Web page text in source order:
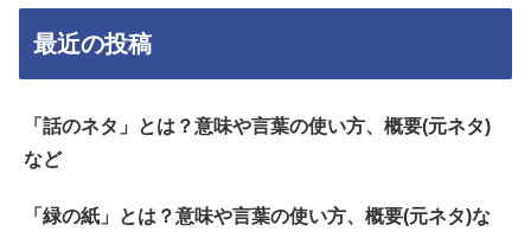
最近の投稿
「話のネタ」とは？意味や言葉の使い方、概要(元ネタ)
など
「緑の紙」とは？意味や言葉の使い方、概要(元ネタ)な